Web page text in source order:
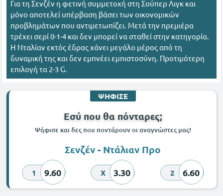
Για τη Σενζέν η φετινή συμμετοχή στη Σούπερ Λιγκ και
μόνο αποτελεί υπέρβαση βάσει των οικονομικών
προβλημάτων που αντιμετωπίζει. Μετά την πρεμιέρα
τρέχει σερί 0-1-4 και δεν μπορεί να σταθεί στην κατηγορία.
Η Νταλίαν εκτός έδρας χάνει μεγάλο μέρος από τη
δυναμική της και δεν εμπνέει εμπιστοσύνη. Προτιμότερη
επιλογή τα 2-3 G.
ΨΗΦΙΣΕ
Εσύ που θα πόνταρες;
Ψήφισε και δες που ποντάρουν οι αναγνώστες μας!
Σενζέν - Ντάλιαν Προ
1 9.60 X 3.30 2 6.60